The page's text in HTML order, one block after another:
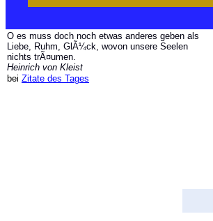
O es muss doch noch etwas anderes geben als
Liebe, Ruhm, GlÃ¼ck, wovon unsere Seelen
nichts trÃ¤umen.
Heinrich von Kleist
bei Zitate des Tages